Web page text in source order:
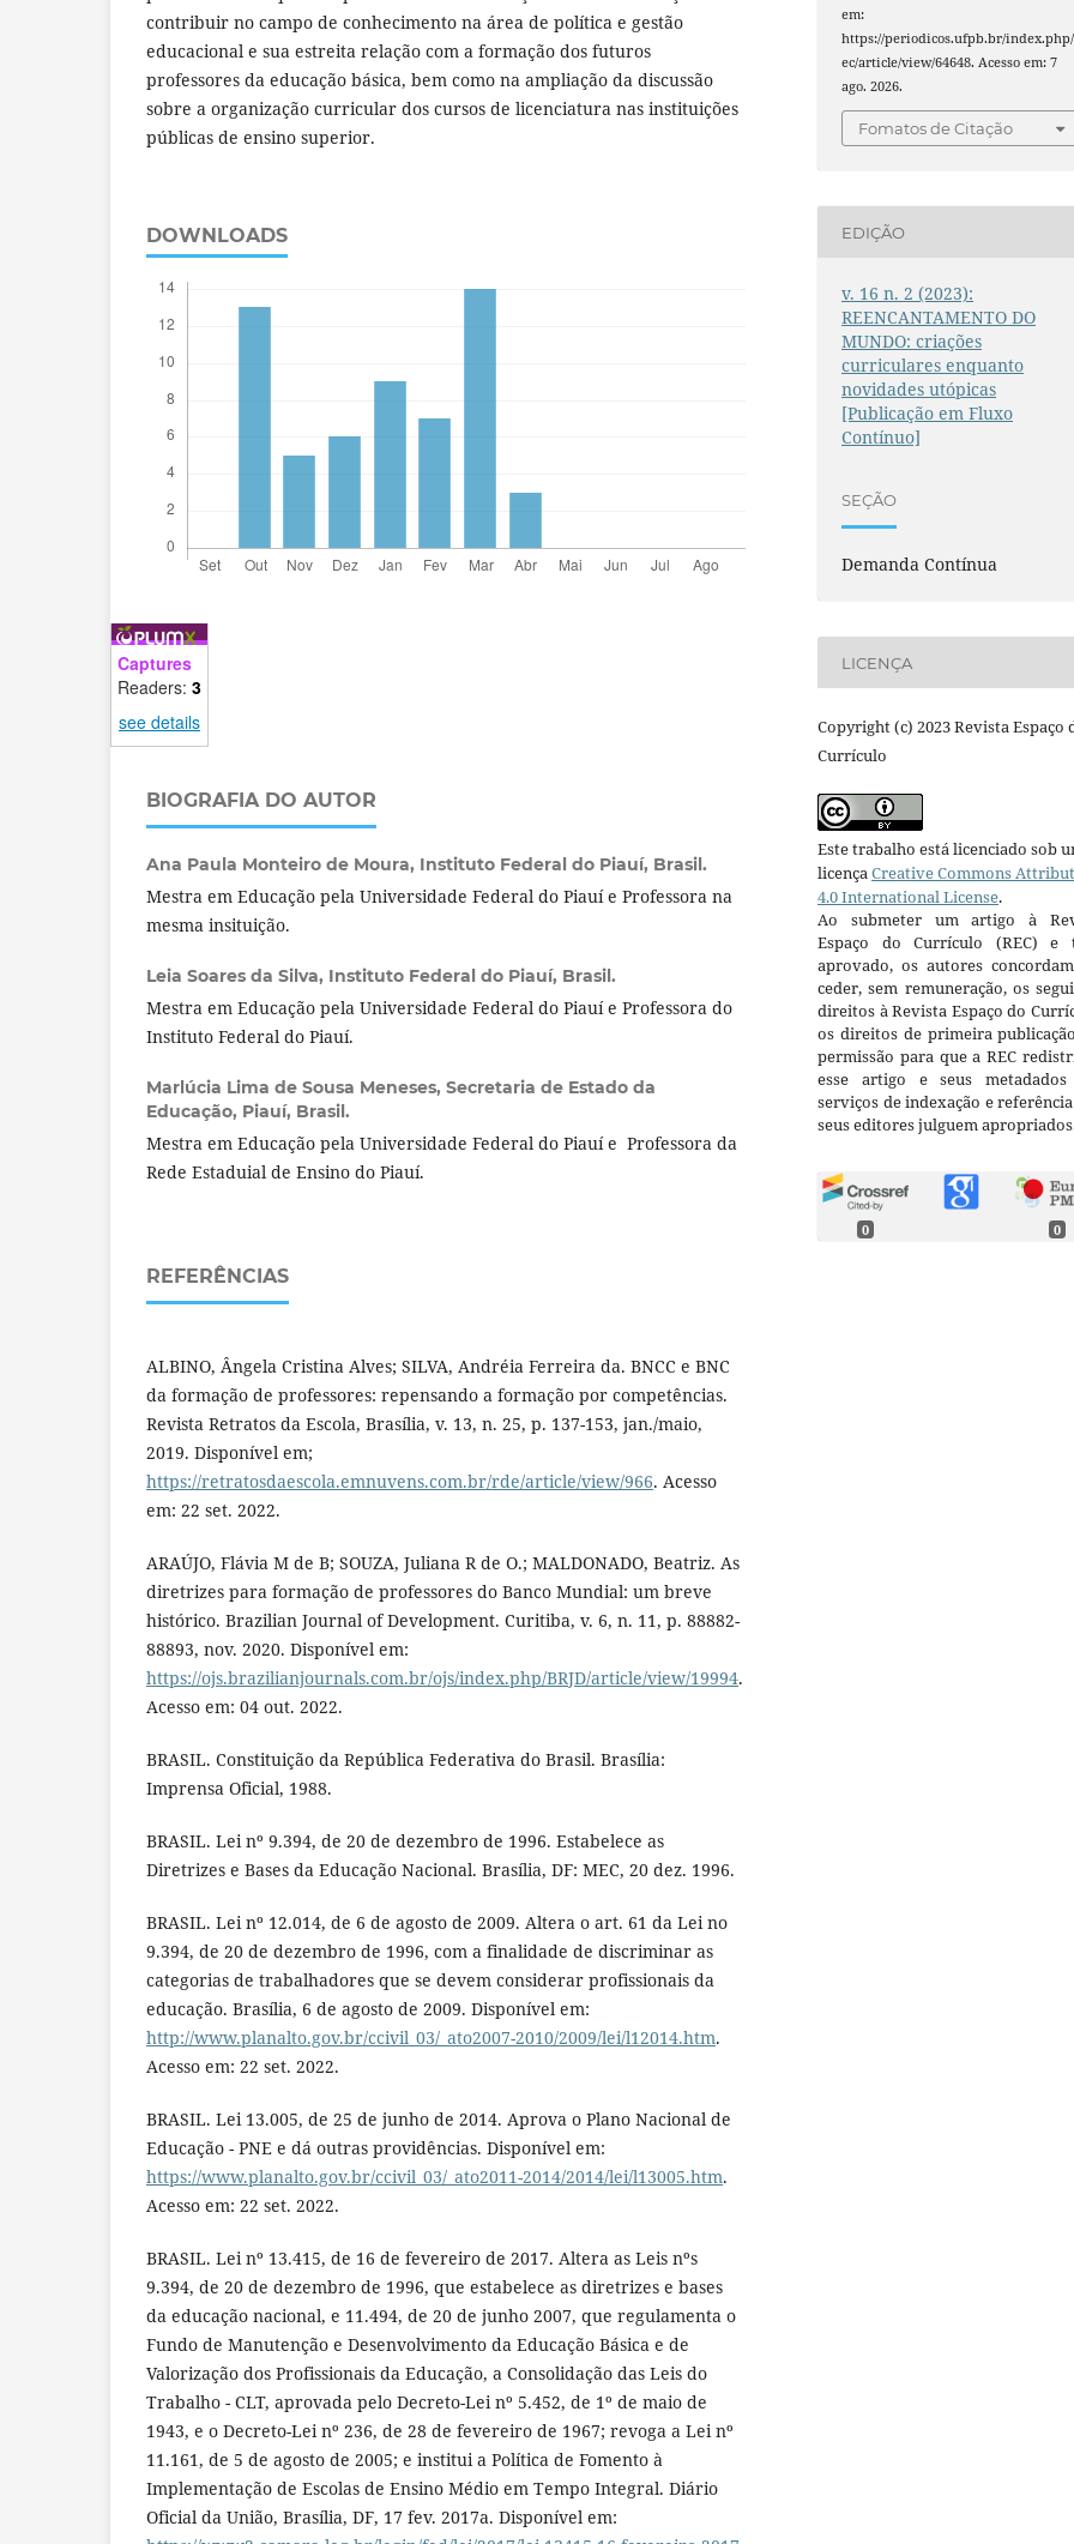
contribuir no campo de conhecimento na área de política e gestão
educacional e sua estreita relação com a formação dos futuros
professores da educação básica, bem como na ampliação da discussão
sobre a organização curricular dos cursos de licenciatura nas instituições
públicas de ensino superior.
DOWNLOADS
Captures
Readers: 3
see details
BIOGRAFIA DO AUTOR
Ana Paula Monteiro de Moura, Instituto Federal do Piauí, Brasil.
Mestra em Educação pela Universidade Federal do Piauí e Professora na
mesma insituição.
Leia Soares da Silva, Instituto Federal do Piauí, Brasil.
Mestra em Educação pela Universidade Federal do Piauí e Professora do
Instituto Federal do Piauí.
Marlúcia Lima de Sousa Meneses, Secretaria de Estado da
Educação, Piauí, Brasil.
Mestra em Educação pela Universidade Federal do Piauí e Professora da
Rede Estaduial de Ensino do Piauí.
REFERÊNCIAS
ALBINO, Ângela Cristina Alves; SILVA, Andréia Ferreira da. BNCC e BNC
da formação de professores: repensando a formação por competências.
Revista Retratos da Escola, Brasília, v. 13, n. 25, p. 137-153, jan./maio,
2019. Disponível em;
https://retratosdaescola.emnuvens.com.br/rde/article/view/966. Acesso
em: 22 set. 2022.
ARAÚJO, Flávia M de B; SOUZA, Juliana R de O.; MALDONADO, Beatriz. As
diretrizes para formação de professores do Banco Mundial: um breve
histórico. Brazilian Journal of Development. Curitiba, v. 6, n. 11, p. 88882-
88893, nov. 2020. Disponível em:
https://ojs.brazilianjournals.com.br/ojs/index.php/BRJD/article/view/19994.
Acesso em: 04 out. 2022.
BRASIL. Constituição da República Federativa do Brasil. Brasília:
Imprensa Oficial, 1988.
BRASIL. Lei nº 9.394, de 20 de dezembro de 1996. Estabelece as
Diretrizes e Bases da Educação Nacional. Brasília, DF: MEC, 20 dez. 1996.
BRASIL. Lei nº 12.014, de 6 de agosto de 2009. Altera o art. 61 da Lei no
9.394, de 20 de dezembro de 1996, com a finalidade de discriminar as
categorias de trabalhadores que se devem considerar profissionais da
educação. Brasília, 6 de agosto de 2009. Disponível em:
http://www.planalto.gov.br/ccivil_03/_ato2007-2010/2009/lei/l12014.htm.
Acesso em: 22 set. 2022.
BRASIL. Lei 13.005, de 25 de junho de 2014. Aprova o Plano Nacional de
Educação - PNE e dá outras providências. Disponível em:
https://www.planalto.gov.br/ccivil_03/_ato2011-2014/2014/lei/l13005.htm.
Acesso em: 22 set. 2022.
BRASIL. Lei nº 13.415, de 16 de fevereiro de 2017. Altera as Leis nºs
9.394, de 20 de dezembro de 1996, que estabelece as diretrizes e bases
da educação nacional, e 11.494, de 20 de junho 2007, que regulamenta o
Fundo de Manutenção e Desenvolvimento da Educação Básica e de
Valorização dos Profissionais da Educação, a Consolidação das Leis do
Trabalho - CLT, aprovada pelo Decreto-Lei nº 5.452, de 1º de maio de
1943, e o Decreto-Lei nº 236, de 28 de fevereiro de 1967; revoga a Lei nº
11.161, de 5 de agosto de 2005; e institui a Política de Fomento à
Implementação de Escolas de Ensino Médio em Tempo Integral. Diário
Oficial da União, Brasília, DF, 17 fev. 2017a. Disponível em:
em:
https://periodicos.ufpb.br/
ec/article/view/64648. Acesso em: 7
ago. 2026.
Fomatos de Citação
EDIÇÃO
v. 16 n. 2 (2023):
REENCANTAMENTO DO
MUNDO: criações
curriculares enquanto
novidades utópicas
[Publicação em Fluxo
Contínuo]
SEÇÃO
Demanda Contínua
LICENÇA
Copyright (c) 2023 Revista Espaço
Currículo
Este trabalho está licenciado sob
licençaCreative Commons
4.0 International License.
Ao submeter um artigo à
Espaço do Currículo (REC) e
aprovado, os autores
ceder, sem remuneração, os
direitos à Revista Espaço do
os direitos de primeira
permissão para que a REC
esse artigo e seus metadados
serviços de indexação e
seus editores julguem
0 0